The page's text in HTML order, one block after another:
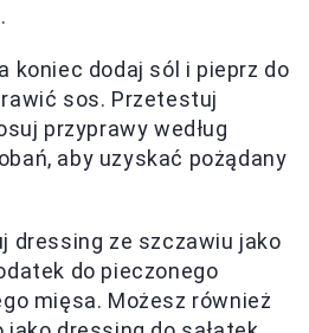
koniec dodaj sól i pieprz do
sos. Przetestuj
przyprawy według
aby uzyskać pożądany
dressing ze szczawiu jako
do pieczonego
mięsa. Możesz również